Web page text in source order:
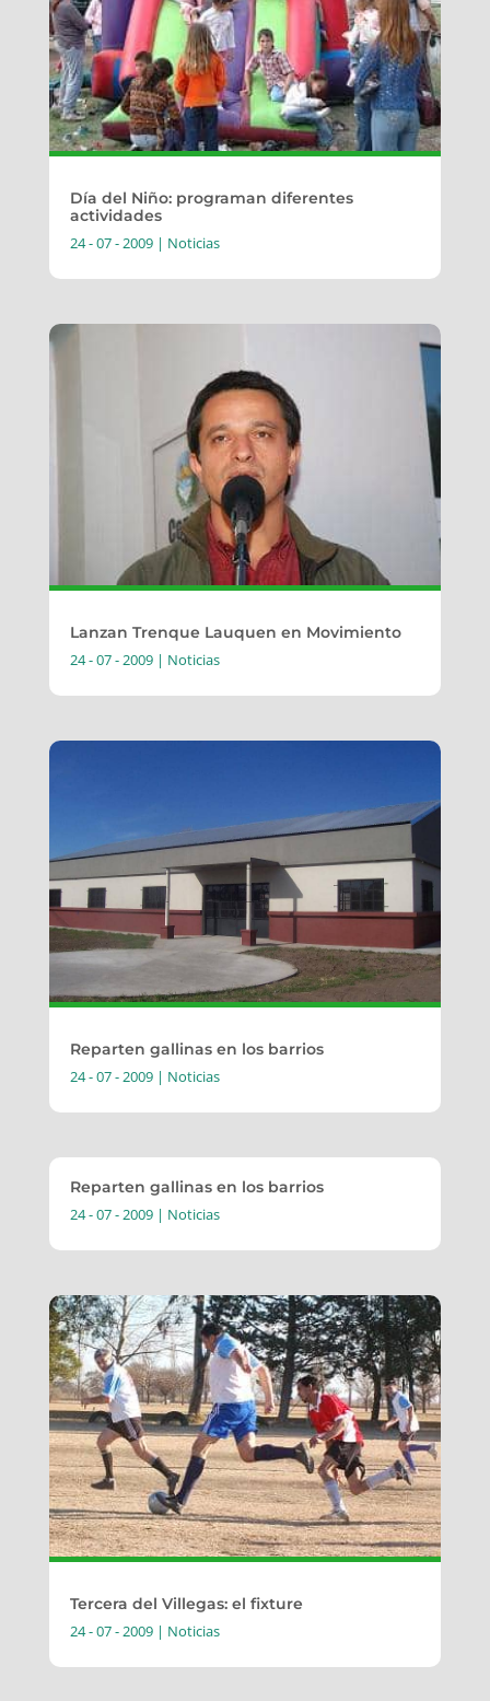
Día del Niño: programan diferentes
actividades
24 - 07 - 2009| Noticias
Lanzan Trenque Lauquen en Movimiento
24 - 07 - 2009| Noticias
Reparten gallinas en los barrios
24 - 07 - 2009| Noticias
Reparten gallinas en los barrios
24 - 07 - 2009| Noticias
Tercera del Villegas: el fixture
24 - 07 - 2009| Noticias